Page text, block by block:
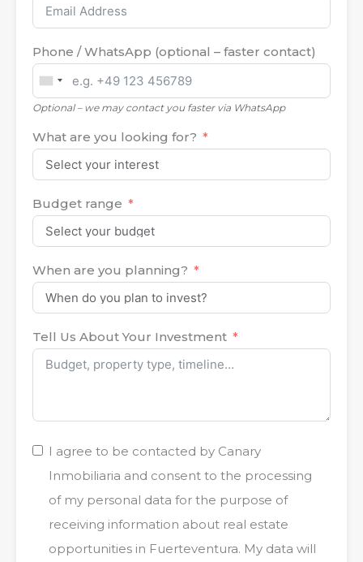
Phone / WhatsApp (optional – faster contact)
United
States
+1
Optional – we may contact you faster via WhatsApp
What are you looking for?
Budget range
When are you planning?
Tell Us About Your Investment
I agree to be contacted by Canary
Inmobiliaria and consent to the processing
of my personal data for the purpose of
receiving information about real estate
opportunities in Fuerteventura. My data will